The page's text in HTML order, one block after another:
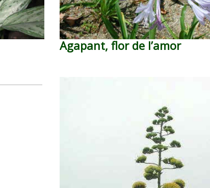
Agapant, flor de l’amor